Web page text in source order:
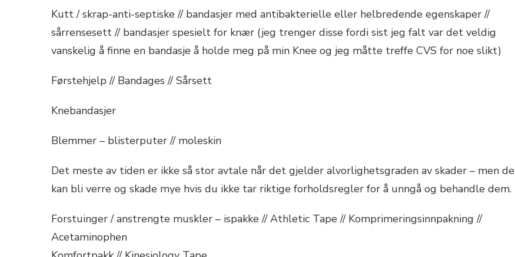
Kutt / skrap-anti-septiske // bandasjer med antibakterielle eller helbredende egenskaper //
sårrensesett // bandasjer spesielt for knær (jeg trenger disse fordi sist jeg falt var det veldig
vanskelig å finne en bandasje å holde meg på min Knee og jeg måtte treffe CVS for noe slikt)
Førstehjelp // Bandages // Sårsett
Knebandasjer
Blemmer – blisterputer // moleskin
Det meste av tiden er ikke så stor avtale når det gjelder alvorlighetsgraden av skader – men de
kan bli verre og skade mye hvis du ikke tar riktige forholdsregler for å unngå og behandle dem.
Forstuinger / anstrengte muskler – ispakke // Athletic Tape // Komprimeringsinnpakning //
Acetaminophen